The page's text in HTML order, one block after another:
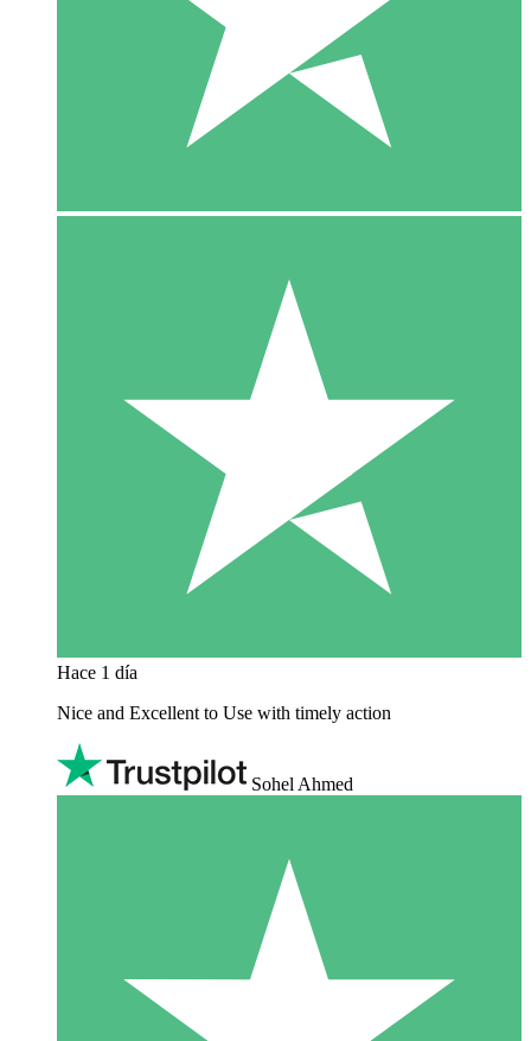
Hace 1 día
Nice and Excellent to Use with timely action
Sohel Ahmed